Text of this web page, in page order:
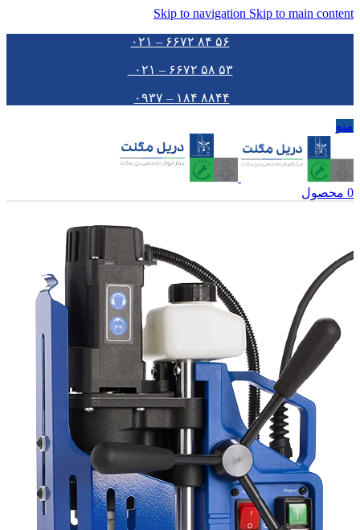
Skip to navigation Skip to main content
۵۶ ۸۴ ۶۶۷۲ – ۰۲۱
۵۳ ۵۸ ۶۶۷۲ – ۰۲۱
۸۸۴۴ ۱۸۴ – ۰۹۳۷
منو
0 محصول